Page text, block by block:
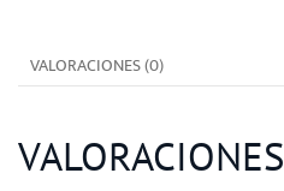
VALORACIONES (0)
VALORACIONES